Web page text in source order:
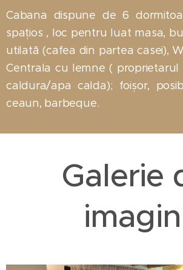
Cabana dispune de 6
spațios , loc pentru luat masa,
utilată (cafea din partea casei),
Centrala cu lemne ( proprietarul
caldura/apa calda); foișor,
ceaun, barbeque.
Galerie